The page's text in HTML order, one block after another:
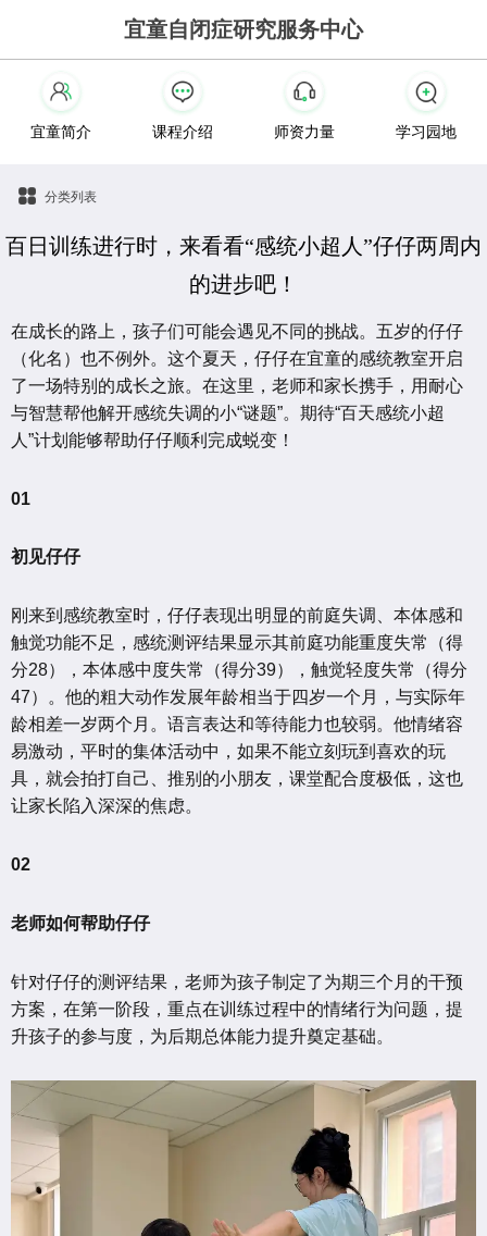
宜童自闭症研究服务中心
宜童简介 课程介绍 师资力量 学习园地
分类列表
百日训练进行时，来看看“感统小超人”仔仔两周内
的进步吧！
在成长的路上，孩子们可能会遇见不同的挑战。五岁的仔仔
（化名）也不例外。这个夏天，仔仔在宜童的感统教室开启
了一场特别的成长之旅。在这里，老师和家长携手，用耐心
与智慧帮他解开感统失调的小“谜题”。期待“百天感统小超
人”计划能够帮助仔仔顺利完成蜕变！
01
初见仔仔
刚来到感统教室时，仔仔表现出明显的前庭失调、本体感和
触觉功能不足，感统测评结果显示其前庭功能重度失常（得
分28），本体感中度失常（得分39），触觉轻度失常（得分
47）。他的粗大动作发展年龄相当于四岁一个月，与实际年
龄相差一岁两个月。语言表达和等待能力也较弱。他情绪容
易激动，平时的集体活动中，如果不能立刻玩到喜欢的玩
具，就会拍打自己、推别的小朋友，课堂配合度极低，这也
让家长陷入深深的焦虑。
02
老师如何帮助仔仔
针对仔仔的测评结果，老师为孩子制定了为期三个月的干预
方案，在第一阶段，重点在训练过程中的情绪行为问题，提
升孩子的参与度，为后期总体能力提升奠定基础。